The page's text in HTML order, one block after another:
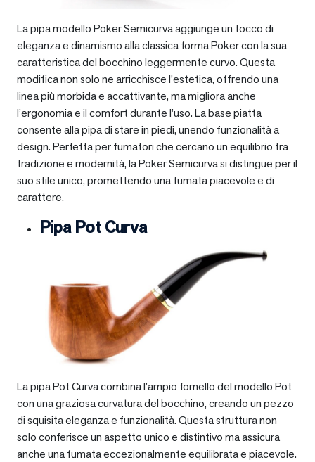
La pipa modello Poker Semicurva aggiunge un tocco di
eleganza e dinamismo alla classica forma Poker con la sua
caratteristica del bocchino leggermente curvo. Questa
modifica non solo ne arricchisce l’estetica, offrendo una
linea più morbida e accattivante, ma migliora anche
l’ergonomia e il comfort durante l’uso. La base piatta
consente alla pipa di stare in piedi, unendo funzionalità a
design. Perfetta per fumatori che cercano un equilibrio tra
tradizione e modernità, la Poker Semicurva si distingue per il
suo stile unico, promettendo una fumata piacevole e di
carattere.
Pipa Pot Curva
La pipa Pot Curva combina l’ampio fornello del modello Pot
con una graziosa curvatura del bocchino, creando un pezzo
di squisita eleganza e funzionalità. Questa struttura non
solo conferisce un aspetto unico e distintivo ma assicura
anche una fumata eccezionalmente equilibrata e piacevole.